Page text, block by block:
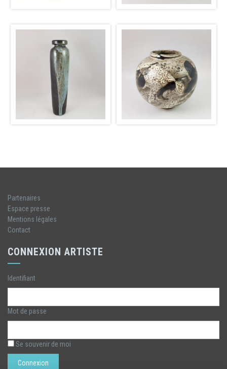
Partenaires
Espace presse
Mentions légales
Contact
CONNEXION ARTISTE
Identifiant
Mot de passe
Se souvenir de moi